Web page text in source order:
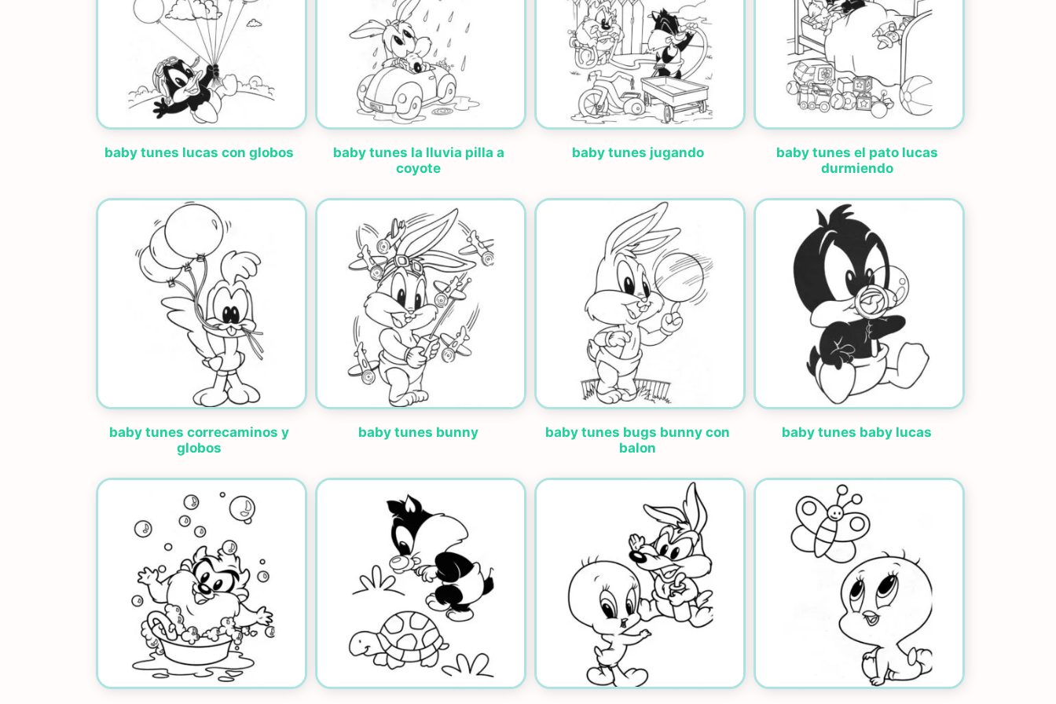
baby tunes lucas con globos
baby tunes la lluvia pilla a
coyote
baby tunes jugando
baby tunes el pato lucas
durmiendo
baby tunes correcaminos y
globos
baby tunes bunny
baby tunes bugs bunny con
balon
baby tunes baby lucas